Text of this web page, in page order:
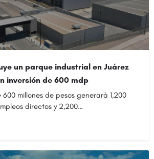
un parque industrial en Juárez
inversión de 600 mdp
600 millones de pesos generará 1,200
directos y 2,200…